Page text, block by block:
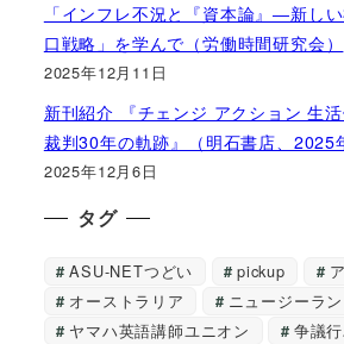
「インフレ不況と『資本論』―新し
口戦略」を学んで（労働時間研究会）
2025年12月11日
新刊紹介 『チェンジ アクション 生
裁判30年の軌跡』（明石書店、2025
2025年12月6日
タグ
ASU-NETつどい pickup
オーストラリア
ニュージーラ
ヤマハ英語講師ユニオン
争議